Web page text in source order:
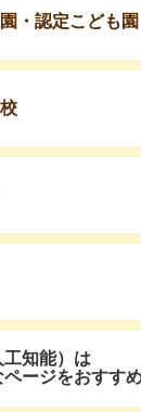
・認定こども園
工知能）は
ページをおすす